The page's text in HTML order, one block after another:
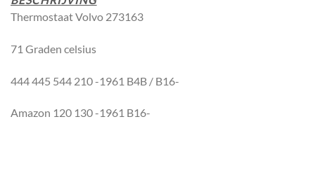
Thermostaat Volvo 273163
71 Graden celsius
444 445 544 210 -1961 B4B / B16-
Amazon 120 130 -1961 B16-